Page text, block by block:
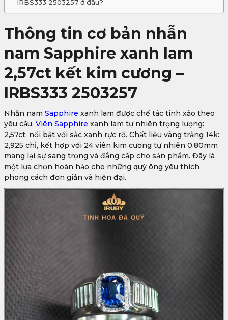
IRBS333 2503257 ở đâu?
Thông tin cơ bản nhẫn
nam Sapphire xanh lam
2,57ct kết kim cương –
IRBS333 2503257
Nhẫn nam Sapphire xanh lam được chế tác tinh xảo theo
yêu cầu. Viên Sapphire xanh lam tự nhiên trọng lượng:
2,57ct, nổi bật với sắc xanh rực rỡ. Chất liệu vàng trắng 14k:
2,925 chỉ, kết hợp với 24 viên kim cương tự nhiên 0.80mm
mang lại sự sang trọng và đẳng cấp cho sản phẩm. Đây là
một lựa chọn hoàn hảo cho những quý ông yêu thích
phong cách đơn giản và hiện đại.